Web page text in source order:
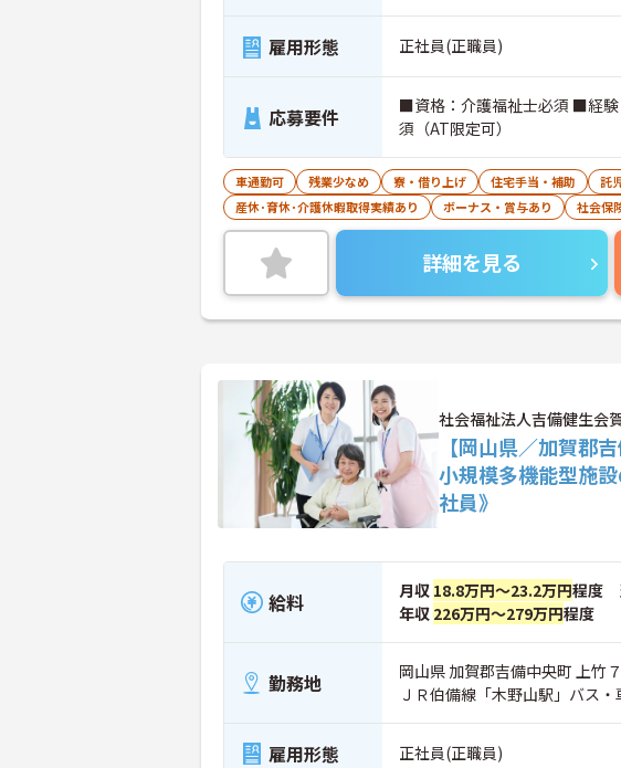
雇用形態 正社員(正職員)
応募要件
■資格：介護福祉士必須 ■経
須（AT限定可）
車通勤可 残業少なめ 寮・借り上げ 住宅手当・補助 託
産休･育休･介護休暇取得実績あり
ボーナス・賞与あり 社会保
詳細を見る
社会福祉法人吉備健生会
【岡山県／加賀郡
小規模多機能型施
社員》
給料 月収 18.8万円～23.2万円程度
年収 226万円～279万円程度
勤務地
岡山県 加賀郡吉備中央町 上竹
ＪＲ伯備線「木野山駅」バス
雇用形態 正社員(正職員)